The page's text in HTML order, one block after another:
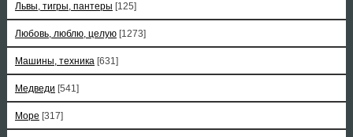
Львы, тигры, пантеры [125]
Любовь, люблю, целую [1273]
Машины, техника [631]
Медведи [541]
Море [317]